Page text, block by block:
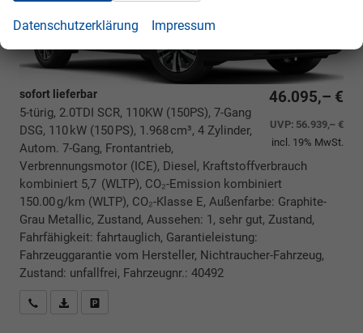
46.095,– €
UVP: 56.939,– €
incl. 19% MwSt.
sofort lieferbar
5-türig, 2.0TDI SCR, 110KW (150PS), 7-Gang
DSG, 110 kW (150 PS), 1.968 cm³, 4 Zylinder,
Autom. 7-Gang, Frontantrieb,
Verbrennungsmotor (ICE), Diesel, Kraftstoffverbrauch
kombiniert 5,7 (WLTP), CO₂-Emission kombiniert
150.00 g/km (WLTP), CO₂-Klasse E, Außenfarbe: Graphite-
Grau Metallic, Zustand, Aussehen: 1, sehr gut, Zustand,
Fahrfähigkeit: fahrtauglich, Garantieleistung:
Fahrzeuggarantie vom Hersteller, Nichtraucher-Fahrzeug,
Zustand: unfallfrei, Fahrzeugnr.: 40492
Rückrufbitte absenden
PDF-Datei, Fahrzeugexposé drucken
Datenschutzerklärung Impressum